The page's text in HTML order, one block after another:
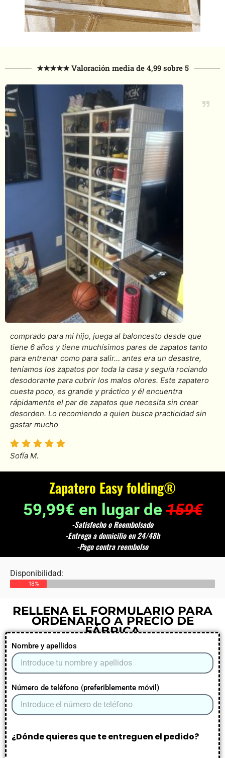
★★★★★ Valoración media de 4,99 sobre 5
comprado para mi hijo, juega al baloncesto desde que
tiene 6 años y tiene muchísimos pares de zapatos tanto
para entrenar como para salir… antes era un desastre,
teníamos los zapatos por toda la casa y seguía rociando
desodorante para cubrir los malos olores. Este zapatero
cuesta poco, es grande y práctico y él encuentra
rápidamente el par de zapatos que necesita sin crear
desorden. Lo recomiendo a quien busca practicidad sin
gastar mucho
Sofía M.
Zapatero Easy folding®
59,99€ en lugar de 159€
-Satisfecho o Reembolsado
-Entrega a domicilio en 24/48h
-Pago contra reembolso
Disponibilidad:
18%
RELLENA EL FORMULARIO PARA
ORDENARLO A PRECIO DE
FÁBRICA
Nombre y apellidos
Número de teléfono (preferiblemente móvil)
¿Dónde quieres que te entreguen el pedido?